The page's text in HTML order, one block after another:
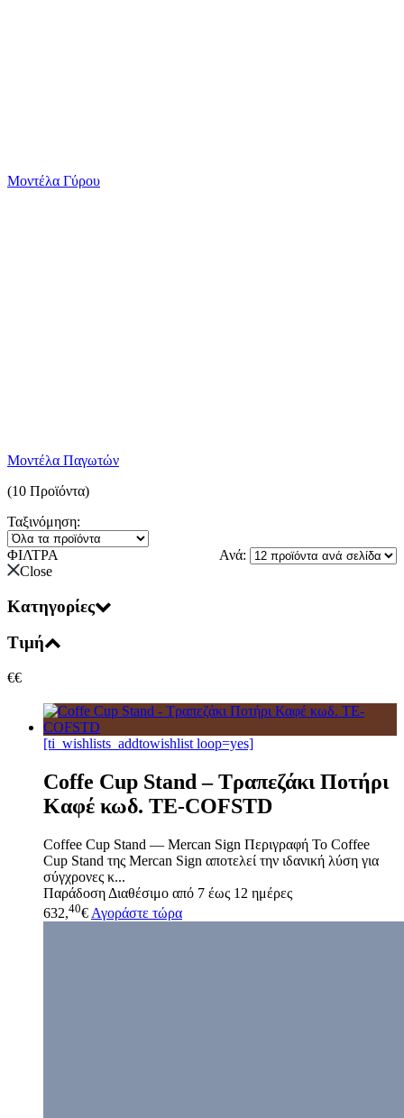
Μοντέλα Γύρου
Μοντέλα Παγωτών
(10 Προϊόντα)
Ταξινόμηση:
Ανά:
ΦΙΛΤΡΑ
Close
Κατηγορίες
Τιμή
€€
[ti_wishlists_addtowishlist loop=yes]
Coffe Cup Stand – Tραπεζάκι Ποτήρι
Καφέ κωδ. TE-COFSTD
Coffee Cup Stand — Mercan Sign Περιγραφή Το Coffee
Cup Stand της Mercan Sign αποτελεί την ιδανική λύση για
σύγχρονες κ...
Παράδοση Διαθέσιμο από 7 έως 12 ημέρες
632,40€ Αγοράστε τώρα